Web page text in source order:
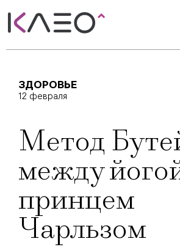
ЗДОРОВЬЕ
12 февраля
Метод
между
принцем
Чарльзом